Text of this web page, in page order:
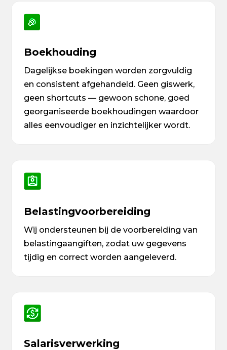
Boekhouding
Dagelijkse boekingen worden zorgvuldig
en consistent afgehandeld. Geen giswerk,
geen shortcuts — gewoon schone, goed
georganiseerde boekhoudingen waardoor
alles eenvoudiger en inzichtelijker wordt.
Belastingvoorbereiding
Wij ondersteunen bij de voorbereiding van
belastingaangiften, zodat uw gegevens
tijdig en correct worden aangeleverd.
Salarisverwerking